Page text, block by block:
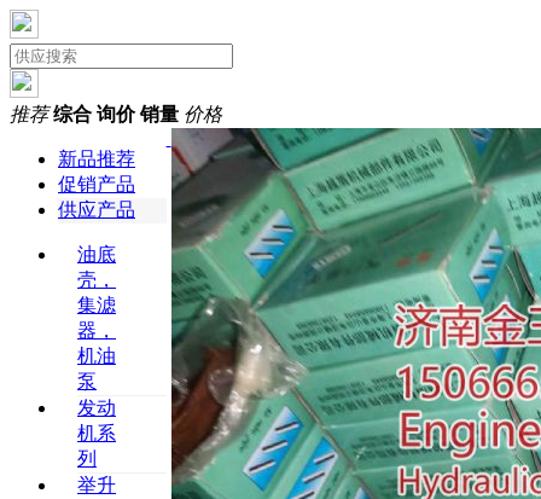
推荐 综合 询价 销量 价格
新品推荐
促销产品
供应产品
油底
壳，
集滤
器，
机油
泵
发动
机系
列
举升